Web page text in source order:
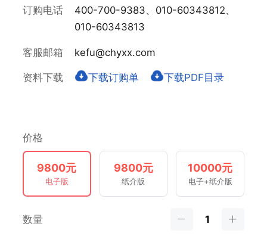
订购电话
400-700-9383、010-60343812、
010-60343813
客服邮箱 kefu@chyxx.com
资料下载 下载订购单 下载PDF目录
价格
9800元
电子版
9800元
纸介版
10000元
电子+纸介版
数量